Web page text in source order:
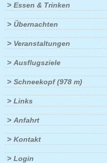
> Essen & Trinken
> Übernachten
> Veranstaltungen
> Ausflugsziele
> Schneekopf (978 m)
> Links
> Anfahrt
> Kontakt
> Login